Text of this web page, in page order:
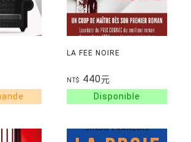
LA FEE NOIRE
NT$ 440元